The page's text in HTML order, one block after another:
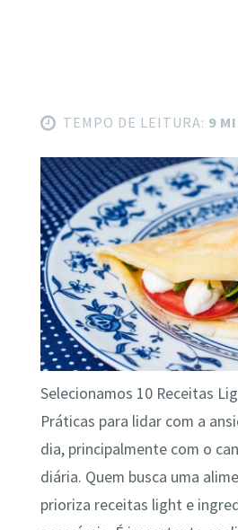
TEMPO DE LEITURA: 9
Selecionamos 10 Receitas
Práticas para lidar com a
dia, principalmente com o
diária. Quem busca uma
prioriza receitas light e